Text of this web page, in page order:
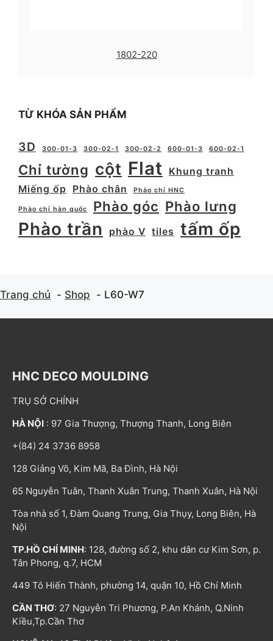
1802-220
TỪ KHÓA SẢN PHẨM
3D 300-01-3 300-02-1 300-02-2 600-01-3 600-02-1
Chỉ tường cột Flat
Khung tranh
Miếng ốp
Phào chân Phào chỉ HNC
Phào chỉ hàn quốc Phào góc Phào lưng
Phào trần phào V tiles tấm ốp
Trang chủ Shop L60-W7
HNC DECO MOULDING
TRỤ SỞ CHÍNH
HÀ NỘI : 97 Gia Thượng, Thượng Thanh, Long Biên
+(84) 24 3736 8958
128 Giảng Võ, Kim Mã, Ba Đình, Hà Nội
65 Nguyễn Tuân, Thanh Xuân Trung, Thanh Xuân, Hà Nội
Tòa nhà số 1, Đàm Quang Trung, Gia Thụy, Long Biên, Hà
Nội
TP.HỒ CHÍ MINH: 128, đường số 2, khu dân cư Kim Sơn, p.
Tân Phong, q.7, HCM
449 Tô Hiến Thành, phường 14, quận 10, Hồ Chí Minh
CẦN THƠ: 27 Nguyễn Tri Phương, P.An Khánh, Q.Ninh
Kiều,Tp.Cần Thơ